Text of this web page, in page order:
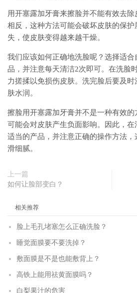
用开塞露加牙膏来擦脸并不能有效去除
相反，这种方法可能会破坏皮肤的保
失，使皮肤变得越来越干燥。
我们应该如何正确地洗脸呢？选择适
品，并注意每天清洁2次即可。在洗脸
力搓揉以免损伤皮肤。洗完脸后要及
肤水润。
擦脸用开塞露加牙膏并不是一种有效
可能会对皮肤产生负面影响。因此，
适当的产品，并注意正确的操作方法
滑细腻。
上一篇
如何让脸部变白？
相关推荐
脸上毛孔堵塞怎么正确洗脸？
睡觉面膜要不要洗掉？
敷面膜是不是也能敷背上？
高铁上能用祛黄面膜吗？
白梨果汁的危害